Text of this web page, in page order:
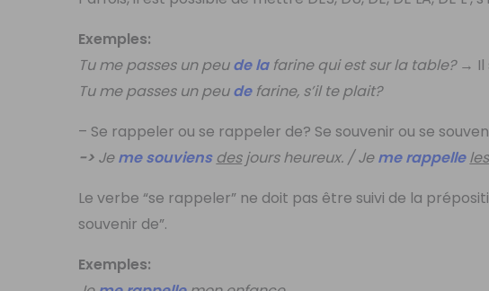
Exemples:
Tu me passes un peude lafarine qui est sur la table?→ Il
Tu me passes un peudefarine, s’il te plait?
– Se rappeler ou se rappeler de? Se souvenir ou se
-> Jeme souviens desjours heureux. / Jeme rappelle les
Le verbe “se rappeler” ne doit pas être suivi de la
souvenir de”.
Exemples: